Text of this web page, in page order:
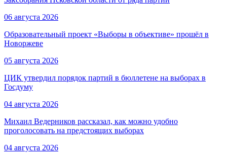
06 августа 2026
Образовательный проект «Выборы в объективе» прошёл в
Новоржеве
05 августа 2026
ЦИК утвердил порядок партий в бюллетене на выборах в
Госдуму
04 августа 2026
Михаил Ведерников рассказал, как можно удобно
проголосовать на предстоящих выборах
04 августа 2026